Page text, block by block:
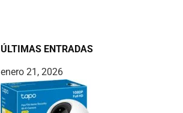
ÚLTIMAS ENTRADAS
enero 21, 2026